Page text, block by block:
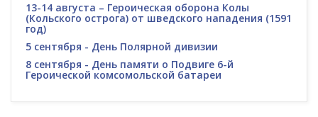
13-14 августа – Героическая оборона Колы
(Кольского острога) от шведского нападения (1591
год)
5 сентября - День Полярной дивизии
8 сентября - День памяти о Подвиге 6-й
Героической комсомольской батареи